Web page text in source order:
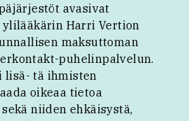
avasivat
ylilääkärin Harri Vertion
maksuttoman
puhelinpalvelun.
lisä- tä ihmisten
oikeaa tietoa
niiden ehkäisystä,